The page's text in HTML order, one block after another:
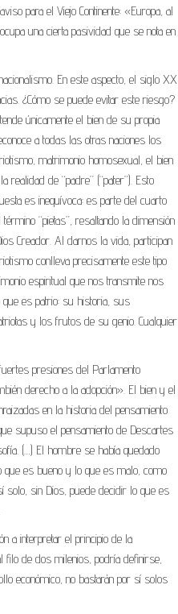
para el Viejo Continente: «Europa, al
una cierta pasividad que se nota en
En este aspecto, el siglo XX
¿Cómo se puede evitar este riesgo?
únicamente el bien de su propia
a todas las otras naciones los
matrimonio homosexual, el bien
de “padre” (“pater”). Esto
es inequívoca: es parte del cuarto
“pietas”, resaltando la dimensión
Creador. Al darnos la vida, participan
conlleva precisamente este tipo
espiritual que nos transmite nos
es patrio: su historia, sus
y los frutos de su genio. Cualquier
presiones del Parlamento
derecho a la adopción». El bien y el
en la historia del pensamiento
supuso el pensamiento de Descartes
(…) El hombre se había quedado
es bueno y lo que es malo, como
solo, sin Dios, puede decidir lo que es
a interpretar el principio de la
filo de dos milenios, podría definirse,
económico, no bastarán por sí solos